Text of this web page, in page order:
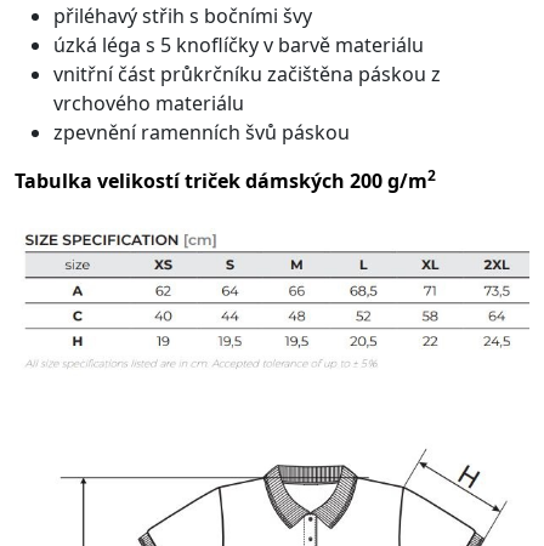
přiléhavý střih s bočními švy
úzká léga s 5 knoflíčky v barvě materiálu
vnitřní část průkrčníku začištěna páskou z
vrchového materiálu
zpevnění ramenních švů páskou
Tabulka velikostí triček dámských 200 g/m2